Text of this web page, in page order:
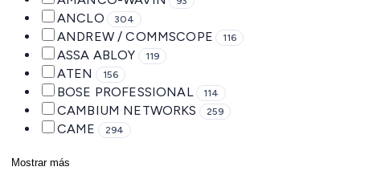
ANCLO 304
ANDREW / COMMSCOPE 116
ASSA ABLOY 119
ATEN 156
BOSE PROFESSIONAL 114
CAMBIUM NETWORKS 259
CAME 294
Mostrar más